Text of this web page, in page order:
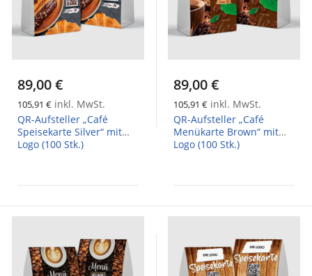
89,00 €
105,91 € inkl. MwSt.
QR-Aufsteller „Café
Speisekarte Silver“ mit
Logo (100 Stk.)
89,00 €
105,91 € inkl. MwSt.
QR-Aufsteller „Café
Menükarte Brown“ mit
Logo (100 Stk.)